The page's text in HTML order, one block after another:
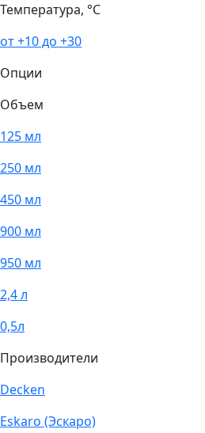
Температура, °С
от +10 до +30
Опции
Объем
125 мл
250 мл
450 мл
900 мл
950 мл
2,4 л
0,5л
Производители
Decken
Eskaro (Эскаро)